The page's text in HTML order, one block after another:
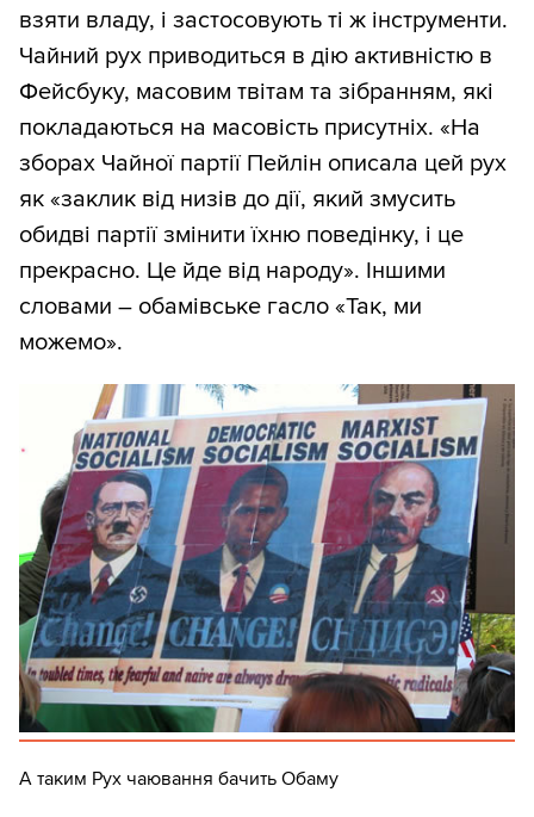
взяти владу, і застосовують ті ж інструменти.
Чайний рух приводиться в дію активністю в
Фейсбуку, масовим твітам та зібранням, які
покладаються на масовість присутніх. «На
зборах Чайної партії Пейлін описала цей рух
як «заклик від низів до дії, який змусить
обидві партії змінити їхню поведінку, і це
прекрасно. Це йде від народу». Іншими
словами – обамівське гасло «Так, ми
можемо».
А таким Рух чаювання бачить Обаму